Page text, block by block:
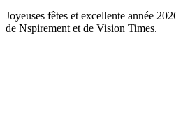
Joyeuses fêtes et excellente année
de Nspirement et de Vision Times.